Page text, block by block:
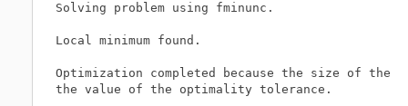
Solving problem using fminunc.
Local minimum found.
Optimization completed because the size of the